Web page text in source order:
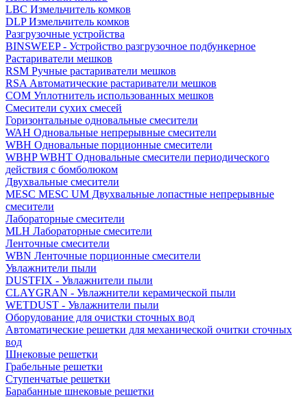
LBC Измельчитель комков
DLP Измельчитель комков
Разгрузочные устройства
BINSWEEP - Устройство разгрузочное подбункерное
Растариватели мешков
RSM Ручные растариватели мешков
RSA Автоматические растариватели мешков
COM Уплотнитель использованных мешков
Смесители сухих смесей
Горизонтальные одновальные смесители
WAH Одновальные непрерывные смесители
WBH Одновальные порционные смесители
WBHP WBHT Одновальные смесители периодического
действия с бомболюком
Двухвальные смесители
MESC MESC UM Двухвальные лопастные непрерывные
смесители
Лабораторные смесители
MLH Лабораторные смесители
Ленточные смесители
WBN Ленточные порционные смесители
Увлажнители пыли
DUSTFIX - Увлажнители пыли
CLAYGRAN - Увлажнители керамической пыли
WETDUST - Увлажнители пыли
Оборудование для очистки сточных вод
Автоматические решетки для механической очитки сточных
вод
Шнековые решетки
Грабельные решетки
Ступенчатые решетки
Барабанные шнековые решетки